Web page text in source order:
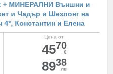
+ МИНЕРАЛНИ Външни и
и Чадър и Шезлонг на
Константин и Елена
Цена от
4570
€
8938
лв